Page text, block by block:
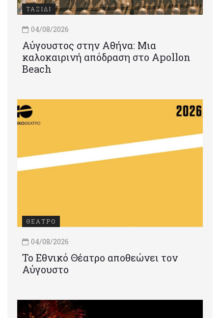
ΤΑΞΙΔΙ
04/08/2026
Αύγουστος στην Αθήνα: Μια
καλοκαιρινή απόδραση στο Apollon
Beach
ΘΕΑΤΡΟ
04/08/2026
Το Εθνικό Θέατρο αποθεώνει τον
Αύγουστο